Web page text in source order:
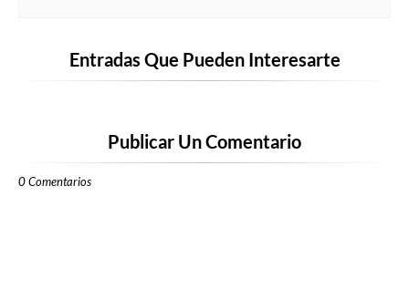
Entradas Que Pueden Interesarte
Publicar Un Comentario
0 Comentarios